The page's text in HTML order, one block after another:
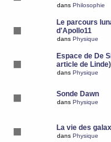
dans Philosophie
Le parcours
d'Apollo11
dans Physique
Espace de De
article de Linde)
dans Physique
Sonde Dawn
dans Physique
La vie des
dans Physique